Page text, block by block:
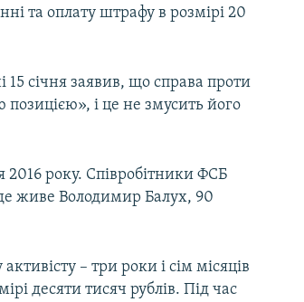
та оплату штрафу в розмірі 20
15 січня заявив, що справа проти
і це не змусить його
2016 року. Співробітники ФСБ
живе Володимир Балух, 90
– три роки і сім місяців
десяти тисяч рублів. Під час